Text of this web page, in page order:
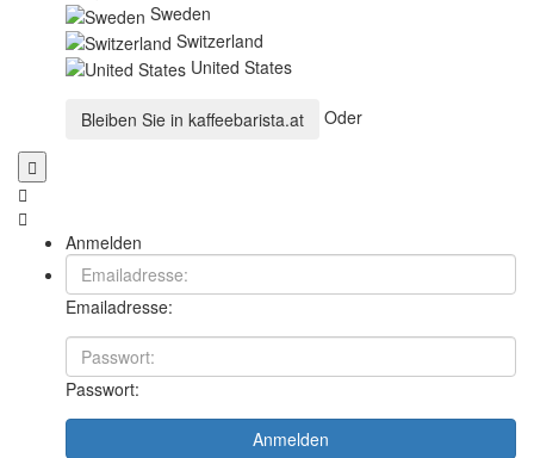
Sweden
Switzerland
United States
Bleiben Sie in kaffeebarista.at Oder
Anmelden
Emailadresse:
Passwort:
Anmelden